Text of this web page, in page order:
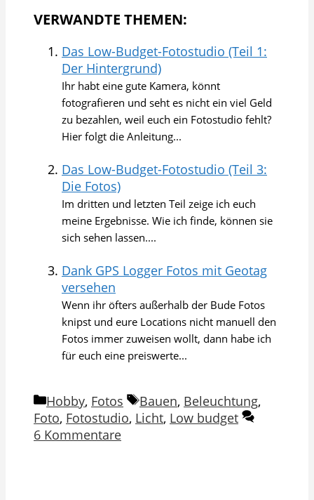
VERWANDTE THEMEN:
Das Low-Budget-Fotostudio (Teil 1:
Der Hintergrund)
Ihr habt eine gute Kamera, könnt
fotografieren und seht es nicht ein viel Geld
zu bezahlen, weil euch ein Fotostudio fehlt?
Hier folgt die Anleitung...
Das Low-Budget-Fotostudio (Teil 3:
Die Fotos)
Im dritten und letzten Teil zeige ich euch
meine Ergebnisse. Wie ich finde, können sie
sich sehen lassen....
Dank GPS Logger Fotos mit Geotag
versehen
Wenn ihr öfters außerhalb der Bude Fotos
knipst und eure Locations nicht manuell den
Fotos immer zuweisen wollt, dann habe ich
für euch eine preiswerte...
Kategorien
Hobby, Fotos Schlagwörter
Bauen, Beleuchtung,
Foto, Fotostudio, Licht, Low budget
6 Kommentare